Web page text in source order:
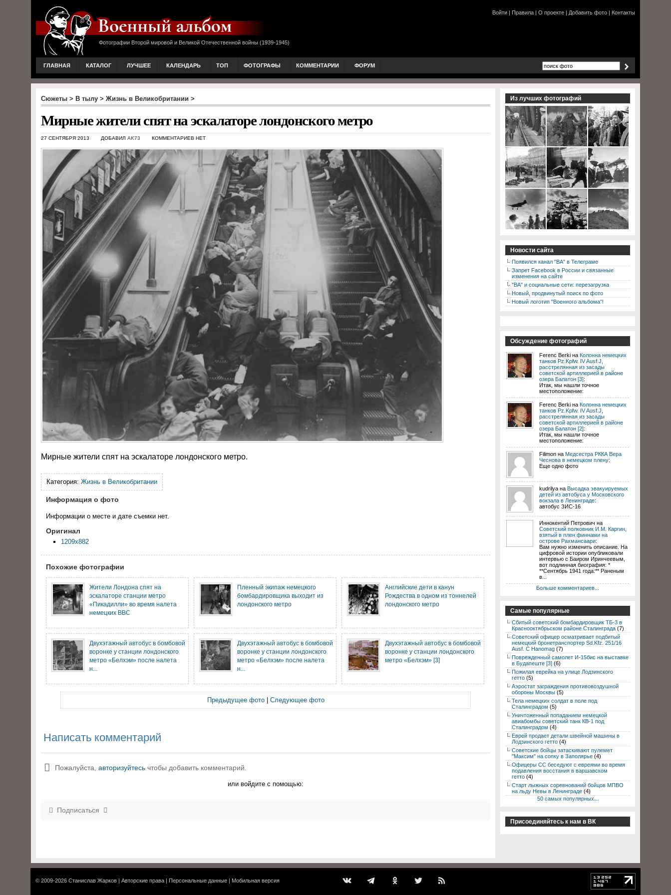
Фотографии Второй мировой и Великой Отечественной войны (1939-1945)
Войти | Правила | О проекте | Добавить фото | Контакты
ГЛАВНАЯ КАТАЛОГ ЛУЧШЕЕ КАЛЕНДАРЬ ТОП ФОТОГРАФЫ КОММЕНТАРИИ ФОРУМ
Сюжеты > В тылу > Жизнь в Великобритании >
Мирные жители спят на эскалаторе лондонского метро
27 СЕНТЯБРЯ 2013 ДОБАВИЛ AK73 КОММЕНТАРИЕВ НЕТ
Мирные жители спят на эскалаторе лондонского метро.
Категория: Жизнь в Великобритании
Информация о фото
Информации о месте и дате съемки нет.
Оригинал
1209x882
Похожие фотографии
Жители Лондона спят на
эскалаторе станции метро
«Пикадилли» во время налета
немецких ВВС
Пленный экипаж немецкого
бомбардировщика выходит из
лондонского метро
Английские дети в канун
Рождества в одном из тоннелей
лондонского метро
Двухэтажный автобус в бомбовой
воронке у станции лондонского
метро «Белхэм» после налета
н...
Двухэтажный автобус в бомбовой
воронке у станции лондонского
метро «Белхэм» после налета
н...
Двухэтажный автобус в бомбовой
воронке у станции лондонского
метро «Белхэм» [3]
Предыдущее фото| Следующее фото
Написать комментарий
Пожалуйста, авторизуйтесь чтобы добавить комментарий.
или войдите с помощью:
Подписаться
Из лучших фотографий
Новости сайта
Появился канал "ВА" в Телеграме
Запрет Facebook в России и связанные
изменения на сайте
"ВА" и социальные сети: перезагрузка
Новый, продвинутый поиск по фото
Новый логотип "Военного альбома"!
Обсуждение фотографий
Ferenc Berki на Колонна немецких
танков Pz.Kpfw. IV Ausf.J,
расстрелянная из засады
советской артиллерией в районе
озера Балатон [3]:
Итак, мы нашли точное
местоположение:
Ferenc Berki на Колонна немецких
танков Pz.Kpfw. IV Ausf.J,
расстрелянная из засады
советской артиллерией в районе
озера Балатон [2]:
Итак, мы нашли точное
местоположение:
Filimon на Медсестра РККА Вера
Чеснова в немецком плену:
Еще одно фото
kudrilya на Высадка эвакуируемых
детей из автобуса у Московского
вокзала в Ленинграде:
автобус ЗИС-16
Иннокентий Петрович на
Советский полковник И.М. Каргин,
взятый в плен финнами на
острове Рахмансаари:
Вам нужно изменить описание. На
цифровой истории опубликовали
интервью с Баиром Иринчеевым,
вот подлинная биография: *
**Сентябрь 1941 года:** Раненым
в...
Больше комментариев...
Самые популярные
Сбитый советский бомбардировщик ТБ-3 в
Краснооктябрьском районе Сталинграда (7)
Советский офицер осматривает подбитый
немецкий бронетранспортер Sd.Kfz. 251/16
Ausf. C Hanomag (7)
Поврежденный самолет И-15бис на выставке
в Будапеште [3] (6)
Пожилая еврейка на улице Лодзинского
гетто (5)
Аэростат заграждения противовоздушной
обороны Москвы (5)
Тела немецких солдат в поле под
Сталинградом (5)
Уничтоженный попаданием немецкой
авиабомбы советский танк КВ-1 под
Сталинградом (4)
Еврей продает детали швейной машины в
Лодзинского гетто (4)
Советские бойцы затаскивают пулемет
"Максим" на сопку в Заполярье (4)
Офицеры СС беседуют с евреями во время
подавления восстания в варшавском
гетто (4)
Старт лыжных соревнований бойцов МПВО
на льду Невы в Ленинграде (4)
50 самых популярных...
Присоединяйтесь к нам в ВК
© 2009-2026 Станислав Жарков | Авторские права | Персональные данные | Мобильная версия